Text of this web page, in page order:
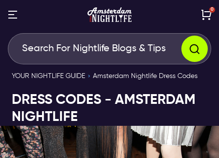
0
YOUR NIGHTLIFE GUIDE Amsterdam Nightlife Dress Codes
DRESS CODES - AMSTERDAM
NIGHTLIFE